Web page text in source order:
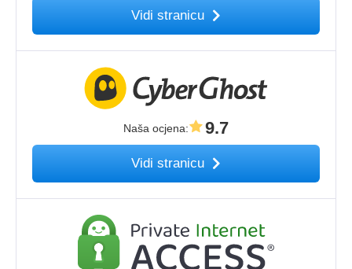
Vidi stranicu
Naša ocjena: 9.7
Vidi stranicu